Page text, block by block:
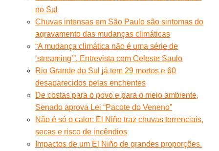
no Sul
Chuvas intensas em São Paulo são sintomas do
agravamento das mudanças climáticas
“A mudança climática não é uma série de
‘streaming’”. Entrevista com Celeste Saulo
Rio Grande do Sul já tem 29 mortos e 60
desaparecidos pelas enchentes
De costas para o povo e para o meio ambiente,
Senado aprova Lei “Pacote do Veneno”
Não é só o calor: El Niño traz chuvas torrenciais,
secas e risco de incêndios
Impactos de um El Niño de grandes proporções.